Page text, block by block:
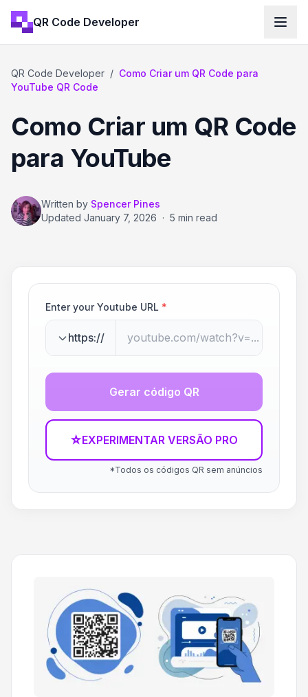
QR Code Developer
QR Code Developer / Como Criar um QR Code para
YouTube QR Code
Como Criar um QR Code
para YouTube
Written by Spencer Pines
Updated January 7, 2026 · 5 min read
Enter your Youtube URL *
https://
Gerar código QR
☆EXPERIMENTAR VERSÃO PRO
*Todos os códigos QR sem anúncios